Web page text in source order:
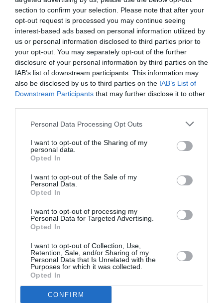
section to confirm your selection. Please note that after your
opt-out request is processed you may continue seeing
interest-based ads based on personal information utilized by
us or personal information disclosed to third parties prior to
your opt-out. You may separately opt-out of the further
disclosure of your personal information by third parties on the
IAB’s list of downstream participants. This information may
also be disclosed by us to third parties on the IAB’s List of
Downstream Participants that may further disclose it to other
Personal Data Processing Opt Outs
I want to opt-out of the Sharing of my
personal data.
Opted In
I want to opt-out of the Sale of my
Personal Data.
Opted In
I want to opt-out of processing my
Personal Data for Targeted Advertising.
Opted In
I want to opt-out of Collection, Use,
Retention, Sale, and/or Sharing of my
Personal Data that Is Unrelated with the
Purposes for which it was collected.
Opted In
CONFIRM
DERNIERS COMMENTAIRES
Pas si Coola commenté l'article :
19 h 23 sans escale : le Boeing 777F de National
Airlines relie l’Écosse à l’Australie
Royal Air Maroc : capacité record pour l’été, mais les
all nippon airways Japon peach
LIRE AUSSI
PREMIER OPÉRATEUR DE
L’EMBRAER E190-E2 AU
COMMANDE...